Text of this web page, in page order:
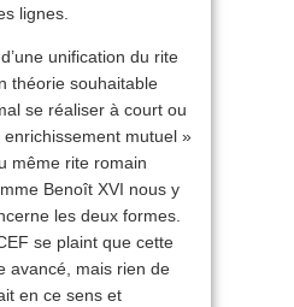
lignes.
unification du rite
théorie souhaitable
se réaliser à court ou
mutuel »
même rite romain
Benoît XVI nous y
les deux formes.
se plaint que cette
avancé, mais rien de
en ce sens et